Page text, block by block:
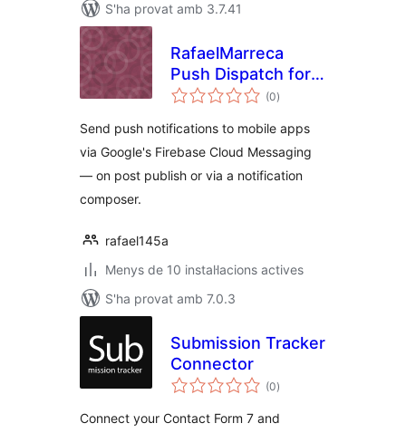
S'ha provat amb 3.7.41
RafaelMarreca
Push Dispatch for
Firebase Cloud
(0puntuacions
totals
)
Send push notifications to mobile apps
via Google's Firebase Cloud Messaging
— on post publish or via a notification
composer.
rafael145a
Menys de 10 instal·lacions actives
S'ha provat amb 7.0.3
Submission Tracker
Connector
(0puntuacions
totals
)
Connect your Contact Form 7 and